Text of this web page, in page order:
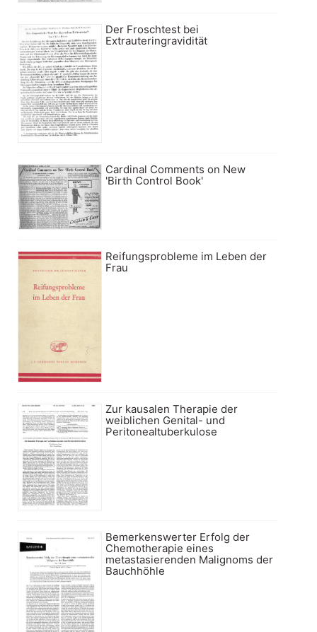
Der Froschtest bei
Extrauteringravidität
Cardinal Comments on New
'Birth Control Book'
Reifungsprobleme im Leben der
Frau
Zur kausalen Therapie der
weiblichen Genital- und
Peritonealtuberkulose
Bemerkenswerter Erfolg der
Chemotherapie eines
metastasierenden Malignoms der
Bauchhöhle